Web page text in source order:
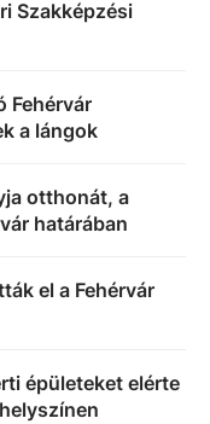
Szakképzési
Fehérvár
a lángok
otthonát, a
határában
el a Fehérvár
épületeket elérte